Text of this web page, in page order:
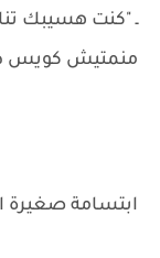
ـ "كنت هسيبك
منمتيش كويس
ابتسامة